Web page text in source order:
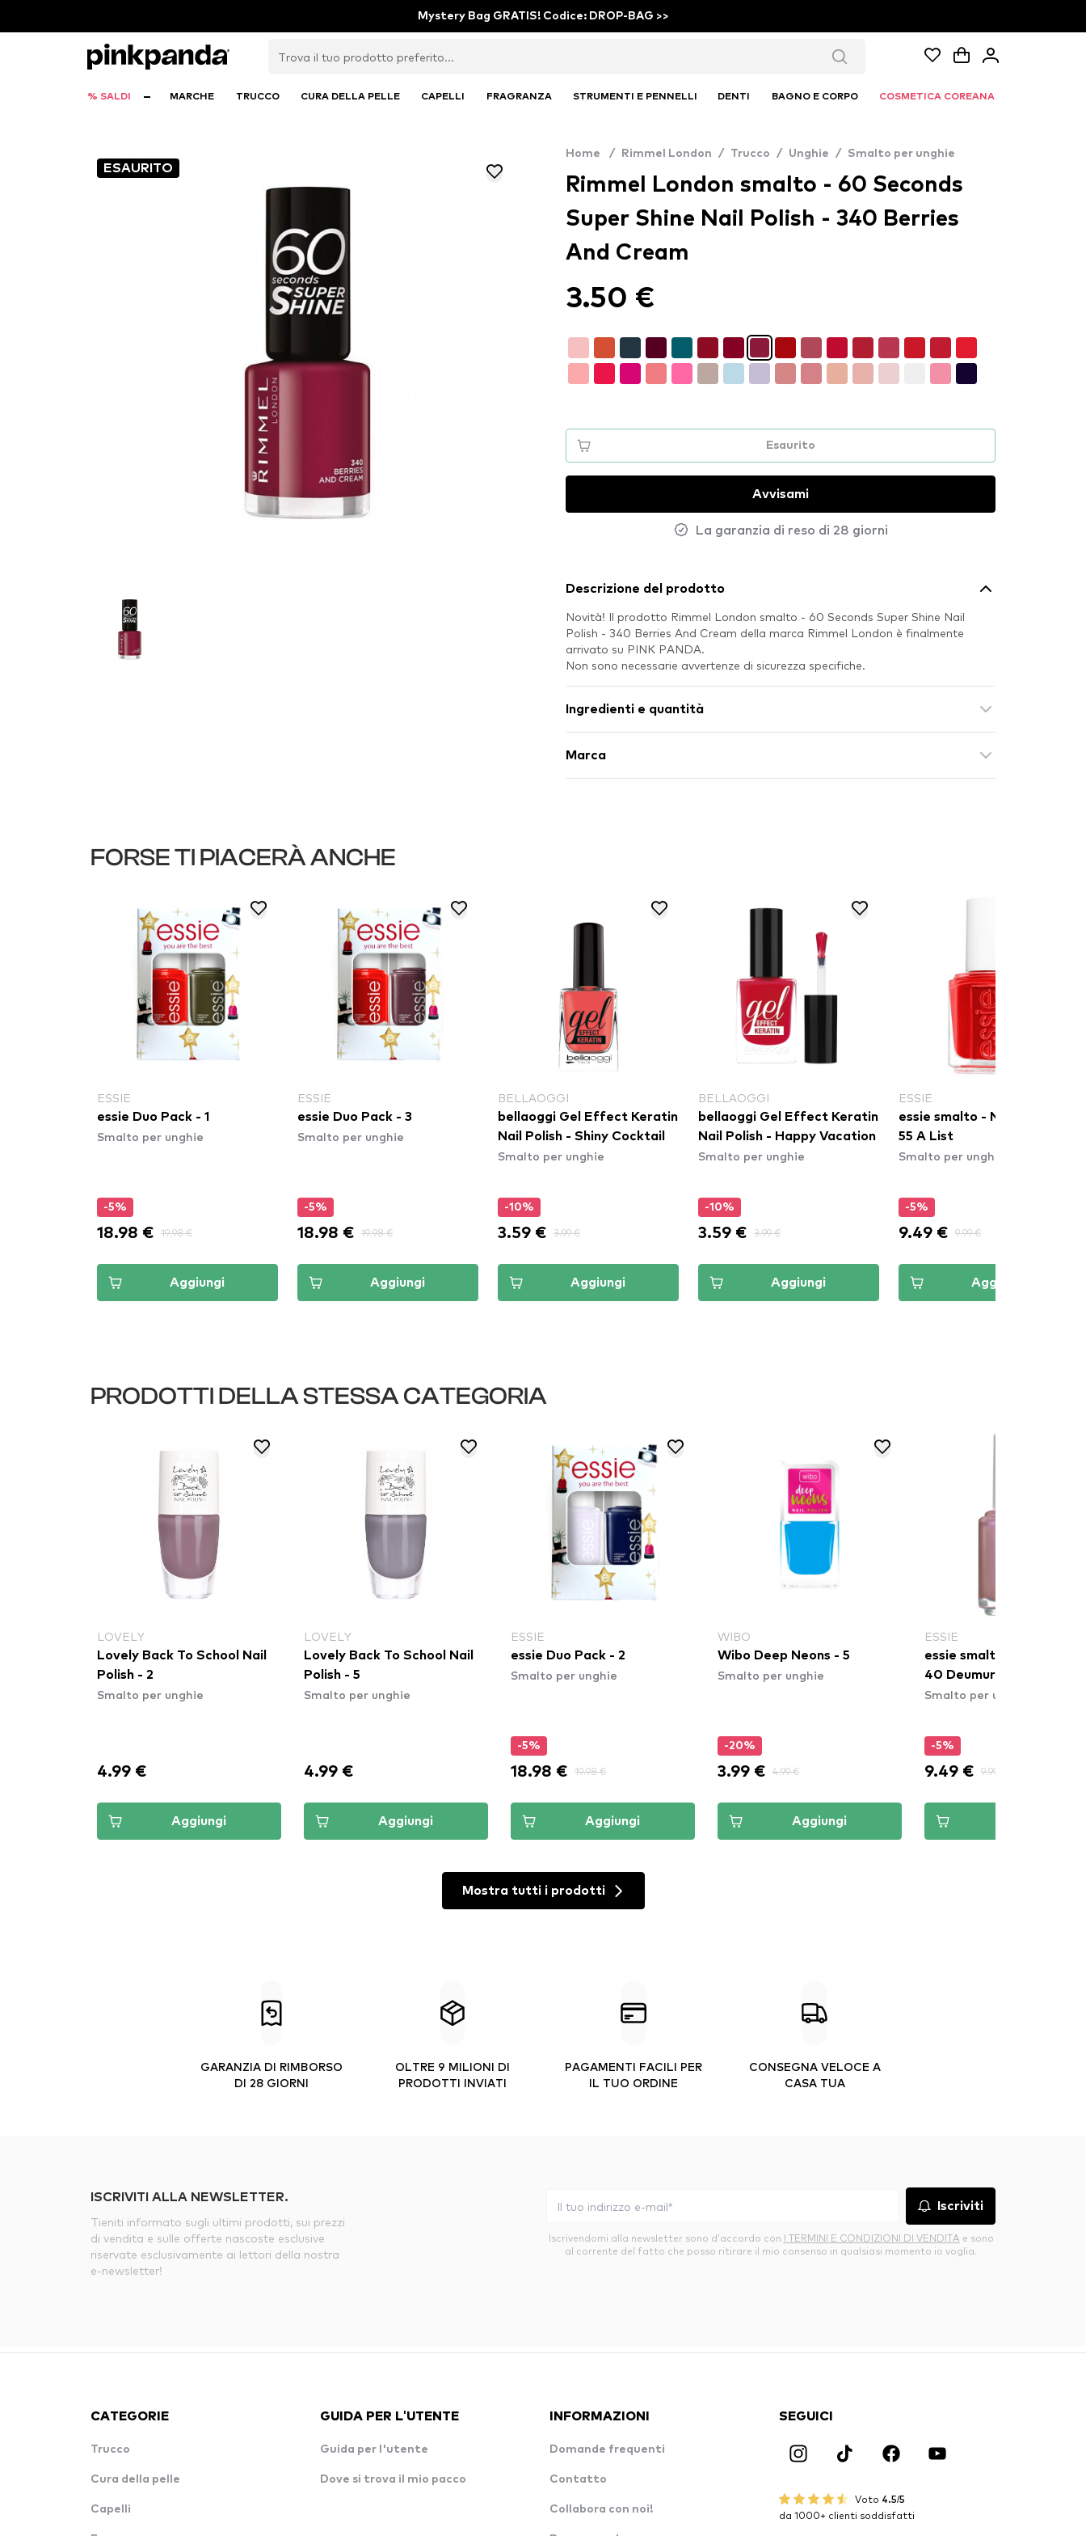
Mystery Bag GRATIS! Codice: DROP-BAG >>
% SALDI MARCHE TRUCCO CURA DELLA PELLE CAPELLI FRAGRANZA STRUMENTI E PENNELLI DENTI BAGNO E CORPO COSMETICA COREANA
ESAURITO
Home / Rimmel London / Trucco / Unghie / Smalto per unghie
Rimmel London smalto - 60 Seconds
Super Shine Nail Polish - 340 Berries
And Cream
3.50 €
Esaurito
Avvisami
La garanzia di reso di 28 giorni
Descrizione del prodotto
Novità! Il prodotto Rimmel London smalto - 60 Seconds Super Shine Nail
Polish - 340 Berries And Cream della marca Rimmel London è finalmente
arrivato su PINK PANDA.
Non sono necessarie avvertenze di sicurezza specifiche.
Ingredienti e quantità
Marca
FORSE TI PIACERÀ ANCHE
ESSIE
essie Duo Pack - 1
Smalto per unghie
-5%
18.98 € 19.98 €
Aggiungi
ESSIE
essie Duo Pack - 3
Smalto per unghie
-5%
18.98 € 19.98 €
Aggiungi
BELLAOGGI
bellaoggi Gel Effect Keratin
Nail Polish - Shiny Cocktail
Smalto per unghie
-10%
3.59 € 3.99 €
Aggiungi
BELLAOGGI
bellaoggi Gel Effect Keratin
Nail Polish - Happy Vacation
Smalto per unghie
-10%
3.59 € 3.99 €
Aggiungi
ESSIE
essie smalto - Nail Polish -
55 A List
Smalto per unghie
-5%
9.49 € 9.99 €
Aggiungi
PRODOTTI DELLA STESSA CATEGORIA
LOVELY
Lovely Back To School Nail
Polish - 2
Smalto per unghie
4.99 €
Aggiungi
LOVELY
Lovely Back To School Nail
Polish - 5
Smalto per unghie
4.99 €
Aggiungi
ESSIE
essie Duo Pack - 2
Smalto per unghie
-5%
18.98 € 19.98 €
Aggiungi
WIBO
Wibo Deep Neons - 5
Smalto per unghie
-20%
3.99 € 4.99 €
Aggiungi
ESSIE
essie smalto - Nail Polish
40 Deumure Vix
Smalto per unghie
-5%
9.49 € 9.99 €
Mostra tutti i prodotti
GARANZIA DI RIMBORSO
DI 28 GIORNI
OLTRE 9 MILIONI DI
PRODOTTI INVIATI
PAGAMENTI FACILI PER
IL TUO ORDINE
CONSEGNA VELOCE A
CASA TUA
ISCRIVITI ALLA NEWSLETTER.
Tieniti informato sugli ultimi prodotti, sui prezzi
di vendita e sulle offerte nascoste esclusive
riservate esclusivamente ai lettori della nostra
e-newsletter!
Iscriviti
Iscrivendomi alla newsletter sono d’accordo con I TERMINI E CONDIZIONI DI VENDITA e sono
al corrente del fatto che posso ritirare il mio consenso in qualsiasi momento io voglia.
CATEGORIE
Trucco
Cura della pelle
Capelli
GUIDA PER L'UTENTE
Guida per l'utente
Dove si trova il mio pacco
INFORMAZIONI
Domande frequenti
Contatto
Collabora con noi!
SEGUICI
Voto 4.5/5
da 1000+ clienti soddisfatti